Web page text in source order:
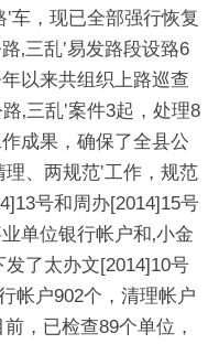
车，现已全部强行恢复
‚三乱‛易发路段设臵6
以来共组织上路巡查
‚三乱‛案件3起，处理8
成果，确保了全县公
、两规范‛工作，规范
号和周办[2014]15号
单位银行帐户和‚小金
发了太办文[2014]10号
帐户902个，清理帐户
，已检查89个单位，